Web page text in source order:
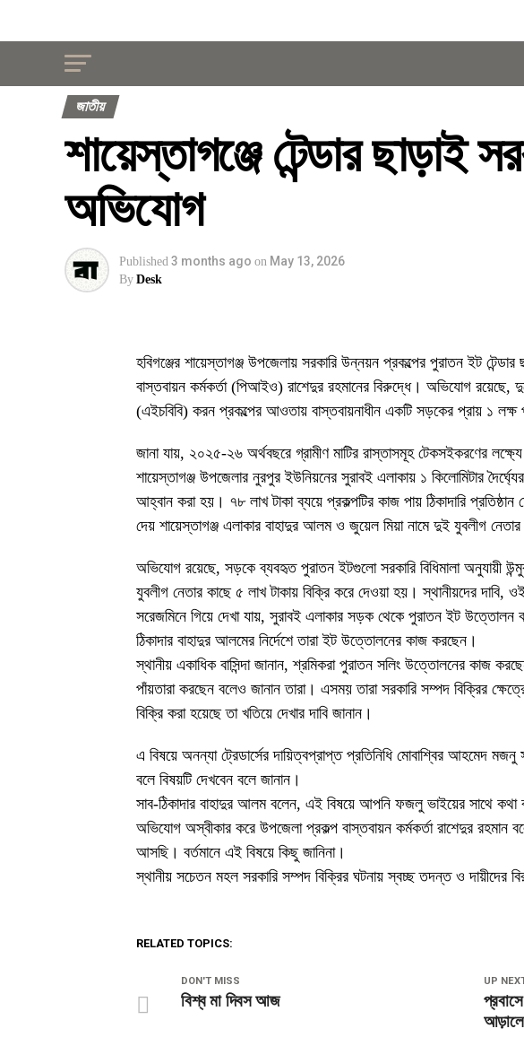
জাতীয়
শায়েস্তাগঞ্জে টেন্ডার ছাড়াই
অভিযোগ
Published 3 months ago on May 13, 2026
By Desk
হবিগঞ্জের শায়েস্তাগঞ্জ উপজেলায় সরকারি উন্নয়ন প্রকল্পের পুরাতন ইট
বাস্তবায়ন কর্মকর্তা (পিআইও) রাশেদুর রহমানের বিরুদ্ধে। অভিযোগ রয়েছে,
(এইচবিবি) করন প্রকল্পের আওতায় বাস্তবায়নাধীন একটি সড়কের প্রায় ১ লক্ষ
জানা যায়, ২০২৫-২৬ অর্থবছরে গ্রামীণ মাটির রাস্তাসমূহ টেকসইকরণের
শায়েস্তাগঞ্জ উপজেলার নুরপুর ইউনিয়নের সুরাবই এলাকায় ১ কিলোমিটার
আহ্বান করা হয়। ৭৮ লাখ টাকা ব্যয়ে প্রকল্পটির কাজ পায় ঠিকাদারি প্রতিষ্ঠান
দেয় শায়েস্তাগঞ্জ এলাকার বাহাদুর আলম ও জুয়েল মিয়া নামে দুই যুবলীগ নেতার
অভিযোগ রয়েছে, সড়কে ব্যবহৃত পুরাতন ইটগুলো সরকারি বিধিমালা অনুযায়ী
যুবলীগ নেতার কাছে ৫ লাখ টাকায় বিক্রি করে দেওয়া হয়। স্থানীয়দের দাবি,
সরেজমিনে গিয়ে দেখা যায়, সুরাবই এলাকার সড়ক থেকে পুরাতন ইট
ঠিকাদার বাহাদুর আলমের নির্দেশে তারা ইট উত্তোলনের কাজ করছেন।
স্থানীয় একাধিক বাসিন্দা জানান, শ্রমিকরা পুরাতন সলিং উত্তোলনের কাজ
পাঁয়তারা করছেন বলেও জানান তারা। এসময় তারা সরকারি সম্পদ বিক্রির
বিক্রি করা হয়েছে তা খতিয়ে দেখার দাবি জানান।
এ বিষয়ে অনন্যা ট্রেডার্সের দায়িত্বপ্রাপ্ত প্রতিনিধি মোবাশ্বির আহমেদ
বলে বিষয়টি দেখবেন বলে জানান।
সাব-ঠিকাদার বাহাদুর আলম বলেন, এই বিষয়ে আপনি ফজলু ভাইয়ের সাথে কথা
অভিযোগ অস্বীকার করে উপজেলা প্রকল্প বাস্তবায়ন কর্মকর্তা রাশেদুর
আসছি। বর্তমানে এই বিষয়ে কিছু জানিনা।
স্থানীয় সচেতন মহল সরকারি সম্পদ বিক্রির ঘটনায় স্বচ্ছ তদন্ত ও দায়ীদের
RELATED TOPICS:
UP
DON'T MISS
বিশ্ব মা দিবস আজ